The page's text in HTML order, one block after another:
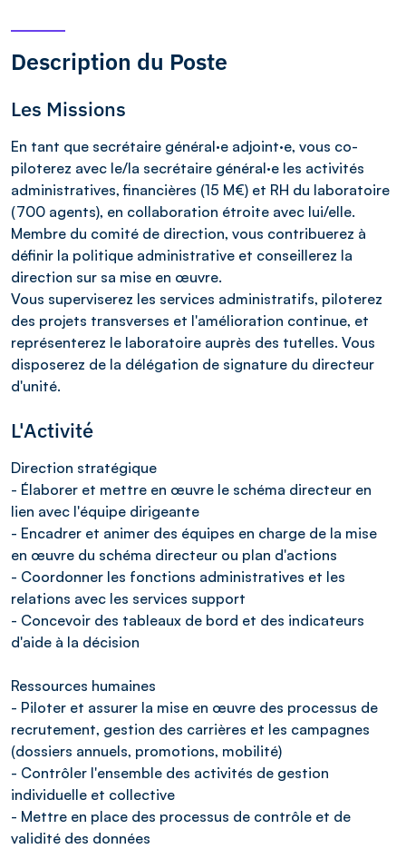
Description du Poste
Les Missions
En tant que secrétaire général·e adjoint·e, vous co-
piloterez avec le/la secrétaire général·e les activités
administratives, financières (15 M€) et RH du laboratoire
(700 agents), en collaboration étroite avec lui/elle.
Membre du comité de direction, vous contribuerez à
définir la politique administrative et conseillerez la
direction sur sa mise en œuvre.
Vous superviserez les services administratifs, piloterez
des projets transverses et l'amélioration continue, et
représenterez le laboratoire auprès des tutelles. Vous
disposerez de la délégation de signature du directeur
d'unité.
L'Activité
Direction stratégique
- Élaborer et mettre en œuvre le schéma directeur en
lien avec l'équipe dirigeante
- Encadrer et animer des équipes en charge de la mise
en œuvre du schéma directeur ou plan d'actions
- Coordonner les fonctions administratives et les
relations avec les services support
- Concevoir des tableaux de bord et des indicateurs
d'aide à la décision
Ressources humaines
- Piloter et assurer la mise en œuvre des processus de
recrutement, gestion des carrières et les campagnes
(dossiers annuels, promotions, mobilité)
- Contrôler l'ensemble des activités de gestion
individuelle et collective
- Mettre en place des processus de contrôle et de
validité des données